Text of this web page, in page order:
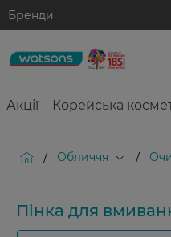
Бренди
Акції Корейська
/ Обличчя /
Пінка для